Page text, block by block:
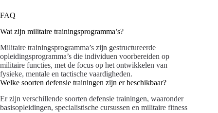
FAQ
Wat zijn militaire trainingsprogramma’s?
Militaire trainingsprogramma’s zijn gestructureerde
opleidingsprogramma’s die individuen voorbereiden op
militaire functies, met de focus op het ontwikkelen van
fysieke, mentale en tactische vaardigheden.
Welke soorten defensie trainingen zijn er beschikbaar?
Er zijn verschillende soorten defensie trainingen, waaronder
basisopleidingen, specialistische cursussen en militaire fitness